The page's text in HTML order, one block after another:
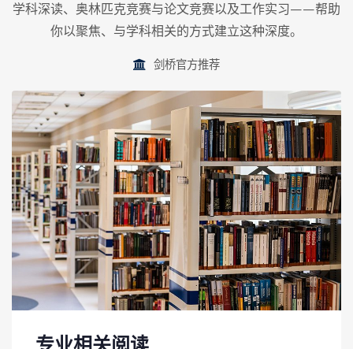
学科深读、 奥林匹克竞赛与论文竞赛以及工作实习——帮助
你以聚焦、与学科相关的方式建立这种深度。
剑桥官方推荐